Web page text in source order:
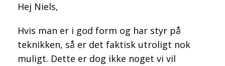
Hej Niels,
Hvis man er i god form og har styr på
teknikken, så er det faktisk utroligt nok
muligt. Dette er dog ikke noget vi vil